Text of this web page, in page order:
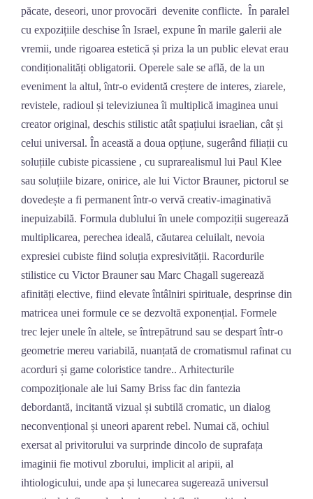
păcate, deseori, unor provocări devenite conflicte. În paralel
cu expozițiile deschise în Israel, expune în marile galerii ale
vremii, unde rigoarea estetică și priza la un public elevat erau
condiționalități obligatorii. Operele sale se află, de la un
eveniment la altul, într-o evidentă creștere de interes, ziarele,
revistele, radioul și televiziunea îi multiplică imaginea unui
creator original, deschis stilistic atât spațiului israelian, cât și
celui universal. În această a doua opțiune, sugerând filiații cu
soluțiile cubiste picassiene , cu suprarealismul lui Paul Klee
sau soluțiile bizare, onirice, ale lui Victor Brauner, pictorul se
dovedește a fi permanent într-o vervă creativ-imaginativă
inepuizabilă. Formula dublului în unele compoziții sugerează
multiplicarea, perechea ideală, căutarea celuilalt, nevoia
expresiei cubiste fiind soluția expresivității. Racordurile
stilistice cu Victor Brauner sau Marc Chagall sugerează
afinități elective, fiind elevate întâlniri spirituale, desprinse din
matricea unei formule ce se dezvoltă exponențial. Formele
trec lejer unele în altele, se întrepătrund sau se despart într-o
geometrie mereu variabilă, nuanțată de cromatismul rafinat cu
acorduri și game coloristice tandre.. Arhitecturile
compoziționale ale lui Samy Briss fac din fantezia
debordantă, incitantă vizual și subtilă cromatic, un dialog
neconvențional și uneori aparent rebel. Numai că, ochiul
exersat al privitorului va surprinde dincolo de suprafața
imaginii fie motivul zborului, implicit al aripii, al
ihtiologicului, unde apa și lunecarea sugerează universul